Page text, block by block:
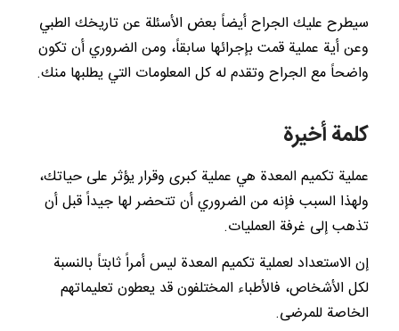
سيطرح عليك الجراح أيضاً بعض الأسئلة عن تاريخك الطبي
وعن أية عملية قمت بإجرائها سابقاً، ومن الضروري أن تكون
واضحاً مع الجراح وتقدم له كل المعلومات التي يطلبها منك.
كلمة أخيرة
عملية تكميم المعدة هي عملية كبرى وقرار يؤثر على حياتك،
ولهذا السبب فإنه من الضروري أن تتحضر لها جيداً قبل أن
تذهب إلى غرفة العمليات.
إن الاستعداد لعملية تكميم المعدة ليس أمراً ثابتاً بالنسبة
لكل الأشخاص، فالأطباء المختلفون قد يعطون تعليماتهم
الخاصة للمرضى.